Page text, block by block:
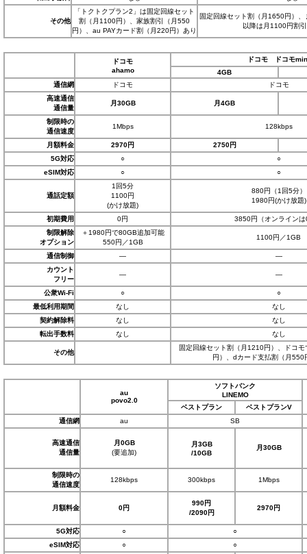
その他
「トクトクプラン2」は固定回線セット
割（月1100円）、家族割引（月550
円）、au PAYカード割（月220円）あり
固定回線セット割（月1650円）
以降は月1100円割
ドコモ
ahamo
ドコモ ドコモ
4GB
通信網
ドコモ
ドコモ
高速通信
通信量
月30GB 月4GB
制限時の
通信速度
1Mbps 128kbps
月額料金 2970円
2750円
5G対応
○
○
eSIM対応
○ ○
通話定額
1回5分
1100円
(かけ放題)
880円（1回5分）
1980円(かけ放題)
初期費用 0円
3850円（オンラインは
制限解除
オプション
＋1980円で80GB追加可能
550円／1GB
1100円／1GB
通信制御 ―
―
カウント
フリー
― ―
公衆Wi-Fi ○
○
最低利用期間
なし
なし
契約解除料
なし
なし
転出手数料
なし なし
その他
固定回線セット割（月1210円）、ドコ
円）、dカード支払割（月550
au
povo2.0
ソフトバンク
LINEMO
ベストプラン
ベストプランV
通信網
au SB
高速通信
通信量
月0GB
(要追加)
月3GB
/10GB
月30GB
制限時の
通信速度
128kbps 300kbps 1Mbps
月額料金 0円
990円
/2090円
2970円
5G対応 ○
○
eSIM対応
○ ○